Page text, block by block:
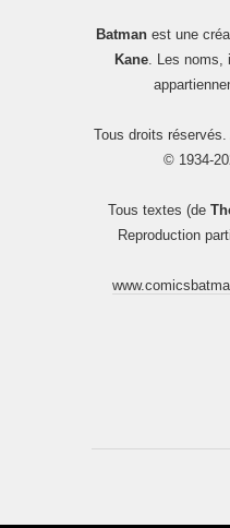
Batmanest une
Kane. Les noms,
Tous droits
© 1934-
Tous textes (de
Reproduction